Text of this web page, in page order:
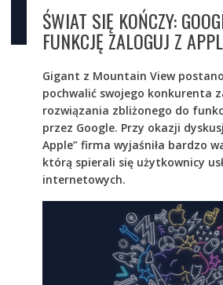
ŚWIAT SIĘ KOŃCZY:
FUNKCJĘ ZALOGUJ Z
Gigant z Mountain View
pochwalić swojego konkurenta
rozwiązania zbliżonego do
przez Google. Przy okazji
Apple” firma wyjaśniła bardzo
którą spierali się użytkownicy
internetowych.